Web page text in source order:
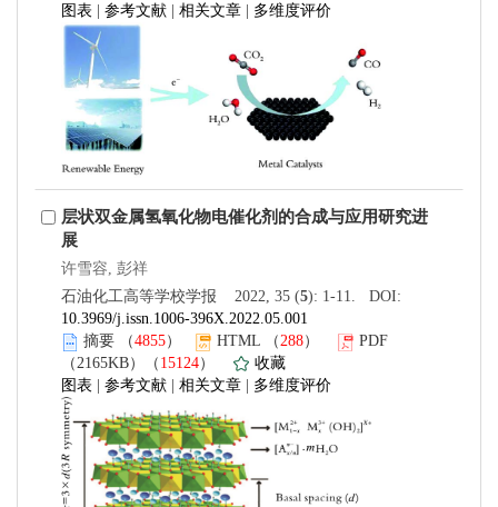
图表
参考文献 相关文章 多维度评价
层状双金属氢氧化物电催化剂的合成与应用研究进
展
许雪容, 彭祥
石油化工高等学校学报 2022, 35 (5): 1-11. DOI:
10.3969/j.issn.1006-396X.2022.05.001
摘要 （4855） HTML （ 288）
PDF
（2165KB）（ 15124）
收藏
图表
参考文献 相关文章 多维度评价